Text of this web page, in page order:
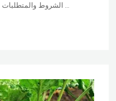
الشروط والمتطلبات اللازمة للبدء فيها، علمًا بأن …